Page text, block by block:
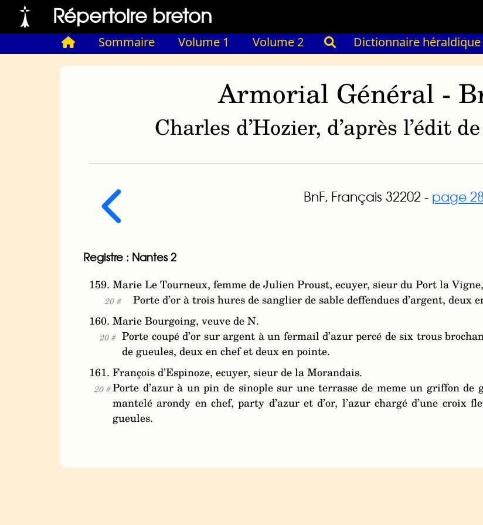
Répertoire breton
Sommaire Volume 1 Volume 2 Dictionnaire héraldique
Armorial Général -
Charles d’Hozier, d’après l’édit
BnF, Français 32202 - page
Registre : Nantes 2
159. Marie Le Tourneux, femme de Julien Proust, ecuyer, sieur du Port la
20 #
Porte d’or à trois hures de sanglier de sable deffendues d’argent, deux
160. Marie Bourgoing, veuve de N.
20 # Porte coupé d’or sur argent à un fermail d’azur percé de six trous
de gueules, deux en chef et deux en pointe.
161. François d’Espinoze, ecuyer, sieur de la Morandais.
20 #Porte d’azur à un pin de sinople sur une terrasse de meme un griffon de
mantelé arondy en chef, party d’azur et d’or, l’azur chargé d’une croix
gueules.